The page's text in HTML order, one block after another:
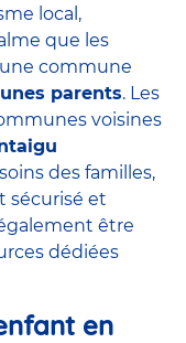
local,
que les
commune
parents. Les
voisines
des familles,
sécurisé et
être
dédiées
en